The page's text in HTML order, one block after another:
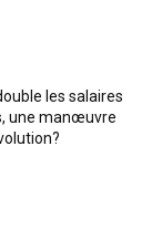
les salaires
une manœuvre